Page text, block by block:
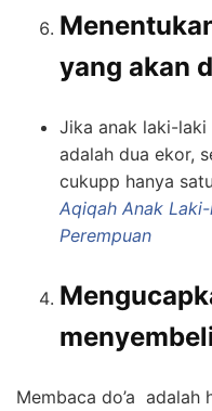
yang akan
Jika anak laki-laki
adalah dua ekor,
cukupp hanya
Aqiqah Anak
Perempuan
Membaca do’a adalah